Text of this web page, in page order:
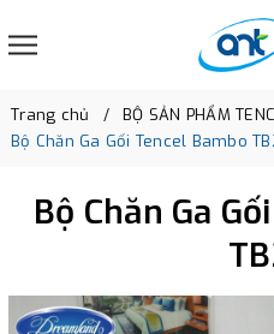
Trang chủ
BỘ SẢN PHẨM
Bộ Chăn Ga Gối Tencel Bambo
Bộ Chăn Ga